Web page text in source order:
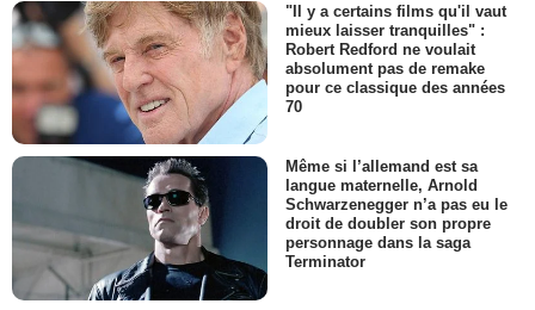
"Il y a certains films qu'il vaut
mieux laisser tranquilles" :
Robert Redford ne voulait
absolument pas de remake
pour ce classique des années
70
Même si l’allemand est sa
langue maternelle, Arnold
Schwarzenegger n’a pas eu le
droit de doubler son propre
personnage dans la saga
Terminator